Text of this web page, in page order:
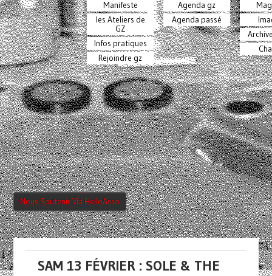
Manifeste
les Ateliers de
GZ
Infos pratiques
Rejoindre gz
Agenda gz
Agenda passé
Nous Soutenir Via HelloAsso
SAM 13 FÉVRIER : SOLE & THE